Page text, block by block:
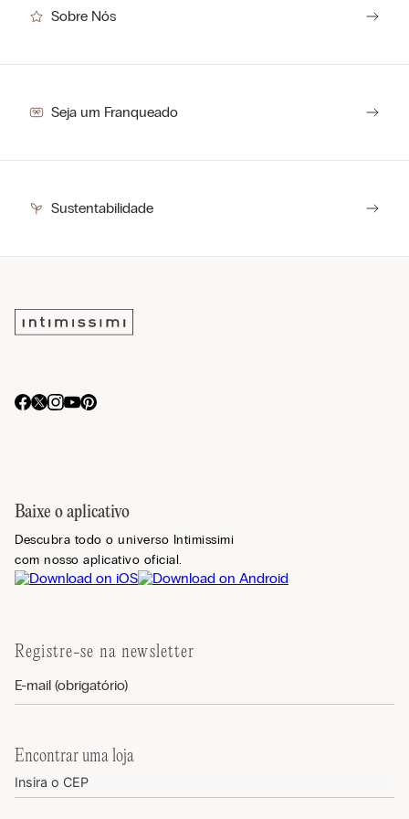
Sobre Nós
Seja um Franqueado
Sustentabilidade
Baixe o aplicativo
Descubra todo o universo Intimissimi
com nosso aplicativo oficial.
Registre-se na newsletter
Encontrar uma loja